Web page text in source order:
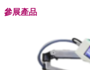
參展產品